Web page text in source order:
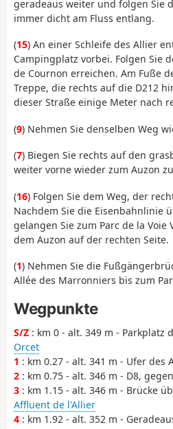
geradeaus weiter und folgen Sie
immer dicht am Fluss entlang.
(15) An einer Schleife des Allier
Campingplatz vorbei. Folgen Sie
de Cournon erreichen. Am Fuße
Treppe, die rechts auf die D212
dieser Straße einige Meter nach
(9) Nehmen Sie denselben Weg
(7) Biegen Sie rechts auf den
weiter vorne wieder zum Auzon
(16) Folgen Sie dem Weg, der
Nachdem Sie die Eisenbahnlinie
gelangen Sie zum Parc de la
dem Auzon auf der rechten Seite.
(1) Nehmen Sie die
Allée des Marronniers bis zum
Wegpunkte
S/Z : km 0 - alt. 349 m - Parkplatz
Orcet
1 : km 0.27 - alt. 341 m - Ufer des
2 : km 0.75 - alt. 346 m - D8,
3 : km 1.15 - alt. 346 m - Brücke
Affluent de l'Allier
4 : km 1.92 - alt. 352 m -